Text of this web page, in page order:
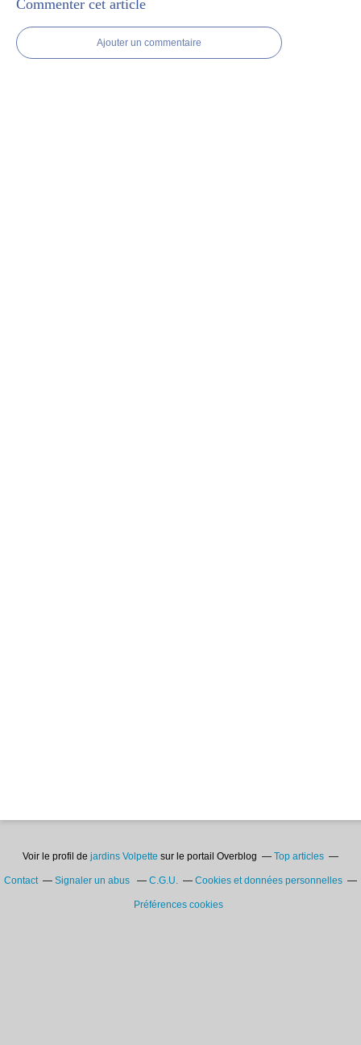
Commenter cet article
Ajouter un commentaire
Voir le profil de jardins Volpette sur le portail Overblog Top articles
Contact Signaler un abus C.G.U. Cookies et données personnelles
Préférences cookies